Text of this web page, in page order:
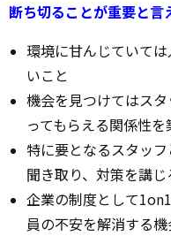
断ち切ることが重要と言
環境に甘んじていて
いこと
機会を見つけてはス
ってもらえる関係性を
特に要となるスタッ
聞き取り、対策を講じ
企業の制度として
員の不安を解消する